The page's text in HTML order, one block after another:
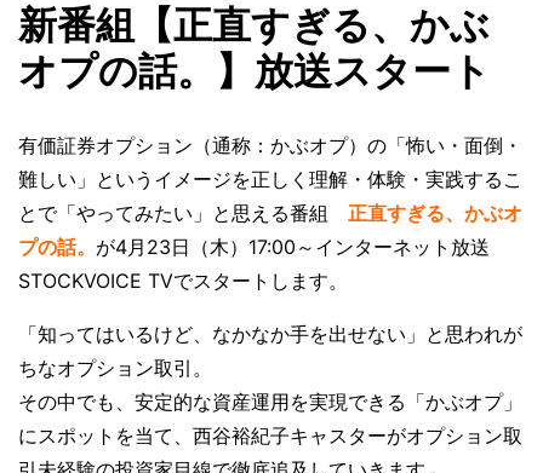
新番組【正直すぎる、かぶ
オプの話。】放送スタート
有価証券オプション（通称：かぶオプ）の「怖い・面倒・
難しい」というイメージを正しく理解・体験・実践するこ
とで「やってみたい」と思える番組 正直すぎる、かぶオ
プの話。 が4月23日（木）17:00～インターネット放送
STOCKVOICE TVでスタートします。
「知ってはいるけど、なかなか手を出せない」と思われが
ちなオプション取引。
その中でも、安定的な資産運用を実現できる「かぶオプ」
にスポットを当て、西谷裕紀子キャスターがオプション取